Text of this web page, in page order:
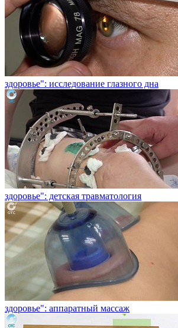
здоровье": исследование глазного дна
здоровье": детская травматология
здоровье": аппаратный массаж